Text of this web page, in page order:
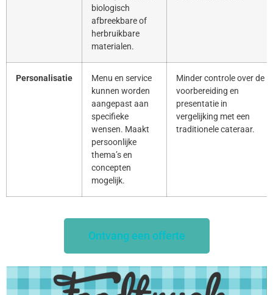
biologisch
afbreekbare of
herbruikbare
materialen.
Personalisatie
Menu en service
kunnen worden
aangepast aan
specifieke
wensen. Maakt
persoonlijke
thema’s en
concepten
mogelijk.
Minder controle over de
voorbereiding en
presentatie in
vergelijking met een
traditionele cateraar.
Ontvang een offerte